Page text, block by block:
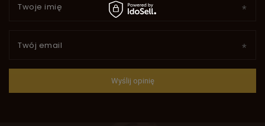
Twoje imię
Twój email
Wyślij opinię